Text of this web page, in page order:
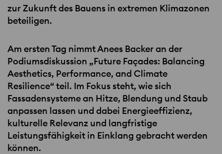
zur Zukunft des Bauens in extremen Klimazonen
beteiligen.
Am ersten Tag nimmt Anees Backer an der
Podiumsdiskussion „Future Façades: Balancing
Aesthetics, Performance, and Climate
Resilience“ teil. Im Fokus steht, wie sich
Fassadensysteme an Hitze, Blendung und Staub
anpassen lassen und dabei Energieeffizienz,
kulturelle Relevanz und langfristige
Leistungsfähigkeit in Einklang gebracht werden
können.